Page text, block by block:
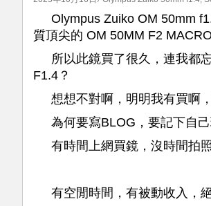
Olympus Zuiko OM 50mm
質頂尖的 OM 50MM F2
所以此鏡買了很久，連我都
F1.4？
想想不對啊，明明我有買啊
為何要寫BLOG，要記下自
有時間上網買鏡，沒時間拍
有空閒時間，有被動收入，